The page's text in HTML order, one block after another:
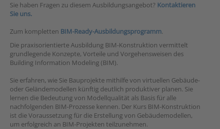
Sie haben Fragen zu diesem Ausbildungsangebot? Kontaktieren
Sie uns.
Zum kompletten BIM-Ready-Ausbildungsprogramm.
Die praxisorientierte Ausbildung BIM-Konstruktion vermittelt
grundlegende Konzepte, Vorteile und Vorgehensweisen des
Building Information Modeling (BIM).
Sie erfahren, wie Sie Bauprojekte mithilfe von virtuellen Gebäude-
oder Geländemodellen künftig deutlich produktiver planen. Sie
lernen die Bedeutung von Modellqualität als Basis für alle
nachfolgenden BIM-Prozesse kennen. Der Kurs BIM-Konstruktion
ist die Voraussetzung für die Erstellung von Gebäudemodellen,
um erfolgreich an BIM-Projekten teilzunehmen.